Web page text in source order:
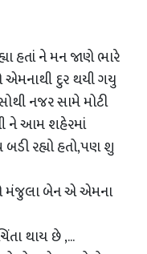
હતાં ને મન જાણે ભારે
એમનાથી દુર થયી ગયુ
નજર સામે મોટી
ને આમ શહેરમાં
રહ્યો હતો,પણ શુ
મંજુલા બેન એ એમના
થાય છે ,...